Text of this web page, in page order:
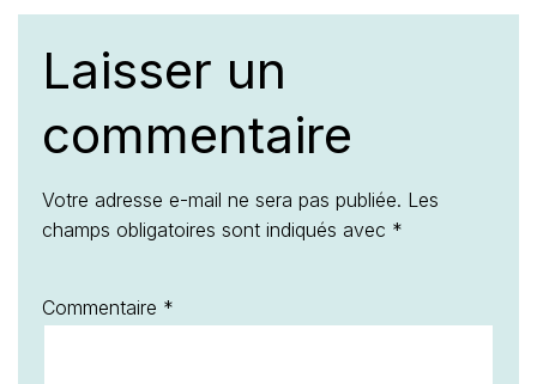
Laisser un
commentaire
Votre adresse e-mail ne sera pas publiée. Les
champs obligatoires sont indiqués avec *
Commentaire *